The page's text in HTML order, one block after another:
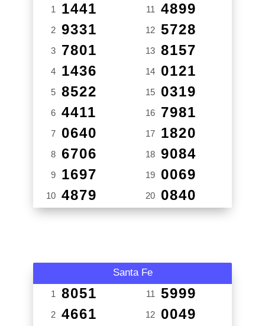
1 1441
2 9331
3 7801
4 1436
5 8522
6 4411
7 0640
8 6706
9 1697
10 4879
11 4899
12 5728
13 8157
14 0121
15 0319
16 7981
17 1820
18 9084
19 0069
20 0840
Santa Fe
1 8051
2 4661
11 5999
12 0049